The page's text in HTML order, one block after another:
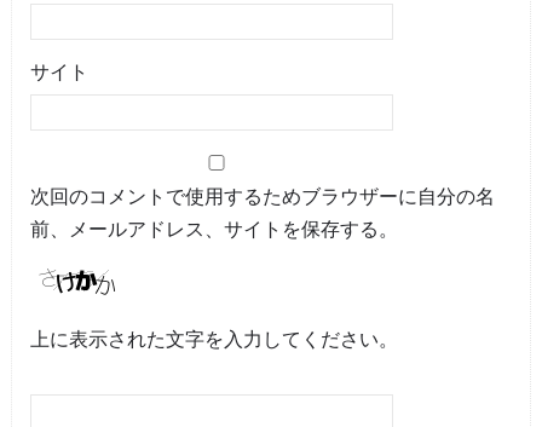
サイト
次回のコメントで使用するためブラウザーに自分の名
前、メールアドレス、サイトを保存する。
上に表示された文字を入力してください。